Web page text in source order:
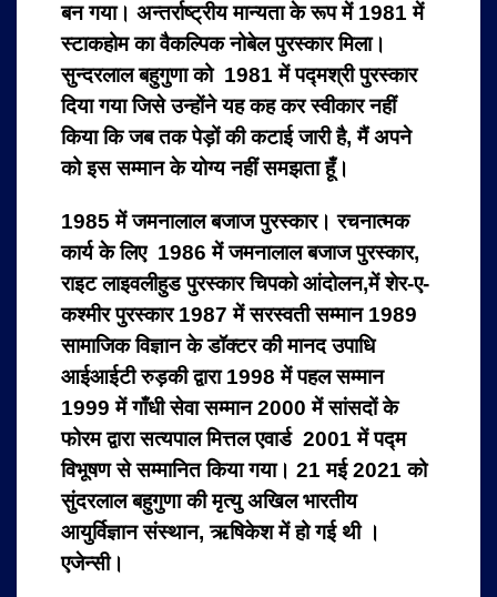
बन गया। अन्तर्राष्ट्रीय मान्यता के रूप में 1981 में
स्टाकहोम का वैकल्पिक नोबेल पुरस्कार मिला।
सुन्दरलाल बहुगुणा को 1981 में पद्मश्री पुरस्कार
दिया गया जिसे उन्होंने यह कह कर स्वीकार नहीं
किया कि जब तक पेड़ों की कटाई जारी है, मैं अपने
को इस सम्मान के योग्य नहीं समझता हूँ।
1985 में जमनालाल बजाज पुरस्कार। रचनात्मक
कार्य के लिए 1986 में जमनालाल बजाज पुरस्कार,
राइट लाइवलीहुड पुरस्कार चिपको आंदोलन,में शेर-ए-
कश्मीर पुरस्कार 1987 में सरस्वती सम्मान 1989
सामाजिक विज्ञान के डॉक्टर की मानद उपाधि
आईआईटी रुड़की द्वारा 1998 में पहल सम्मान
1999 में गाँधी सेवा सम्मान 2000 में सांसदों के
फोरम द्वारा सत्यपाल मित्तल एवार्ड 2001 में पद्म
विभूषण से सम्मानित किया गया। 21 मई 2021 को
सुंदरलाल बहुगुणा की मृत्यु अखिल भारतीय
आयुर्विज्ञान संस्थान, ऋषिकेश में हो गई थी ।
एजेन्सी।